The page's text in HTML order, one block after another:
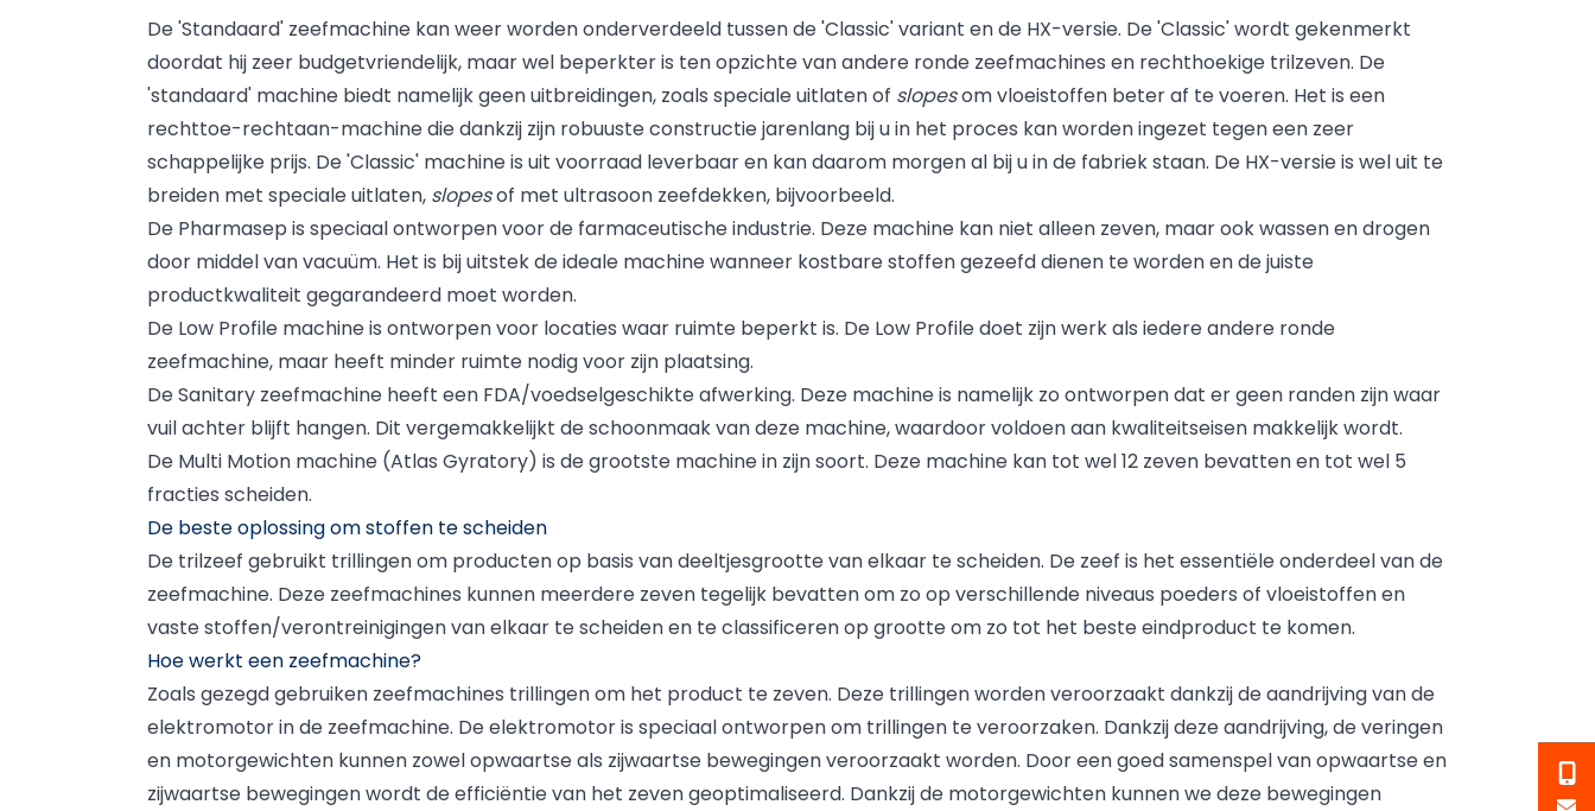
De 'Standaard' zeefmachine kan weer worden onderverdeeld tussen de 'Classic' variant en de HX-versie. De 'Classic' wordt gekenmerkt
doordat hij zeer budgetvriendelijk, maar wel beperkter is ten opzichte van andere ronde zeefmachines en rechthoekige trilzeven. De
'standaard' machine biedt namelijk geen uitbreidingen, zoals speciale uitlaten of slopesom vloeistoffen beter af te voeren. Het is een
rechttoe-rechtaan-machine die dankzij zijn robuuste constructie jarenlang bij u in het proces kan worden ingezet tegen een zeer
schappelijke prijs. De 'Classic' machine is uit voorraad leverbaar en kan daarom morgen al bij u in de fabriek staan. De HX-versie is wel uit te
breiden met speciale uitlaten, slopesof met ultrasoon zeefdekken, bijvoorbeeld.
De Pharmasep is speciaal ontworpen voor de farmaceutische industrie. Deze machine kan niet alleen zeven, maar ook wassen en drogen
door middel van vacuüm. Het is bij uitstek de ideale machine wanneer kostbare stoffen gezeefd dienen te worden en de juiste
productkwaliteit gegarandeerd moet worden.
De Low Profile machine is ontworpen voor locaties waar ruimte beperkt is. De Low Profile doet zijn werk als iedere andere ronde
zeefmachine, maar heeft minder ruimte nodig voor zijn plaatsing.
De Sanitary zeefmachine heeft een FDA/voedselgeschikte afwerking. Deze machine is namelijk zo ontworpen dat er geen randen zijn waar
vuil achter blijft hangen. Dit vergemakkelijkt de schoonmaak van deze machine, waardoor voldoen aan kwaliteitseisen makkelijk wordt.
De Multi Motion machine (Atlas Gyratory) is de grootste machine in zijn soort. Deze machine kan tot wel 12 zeven bevatten en tot wel 5
fracties scheiden.
De beste oplossing om stoffen te scheiden
De trilzeef gebruikt trillingen om producten op basis van deeltjesgrootte van elkaar te scheiden. De zeef is het essentiële onderdeel van de
zeefmachine. Deze zeefmachines kunnen meerdere zeven tegelijk bevatten om zo op verschillende niveaus poeders of vloeistoffen en
vaste stoffen/verontreinigingen van elkaar te scheiden en te classificeren op grootte om zo tot het beste eindproduct te komen.
Hoe werkt een zeefmachine?
Zoals gezegd gebruiken zeefmachines trillingen om het product te zeven. Deze trillingen worden veroorzaakt dankzij de aandrijving van de
elektromotor in de zeefmachine. De elektromotor is speciaal ontworpen om trillingen te veroorzaken. Dankzij deze aandrijving, de veringen
en motorgewichten kunnen zowel opwaartse als zijwaartse bewegingen veroorzaakt worden. Door een goed samenspel van opwaartse en
zijwaartse bewegingen wordt de efficiëntie van het zeven geoptimaliseerd. Dankzij de motorgewichten kunnen we deze bewegingen